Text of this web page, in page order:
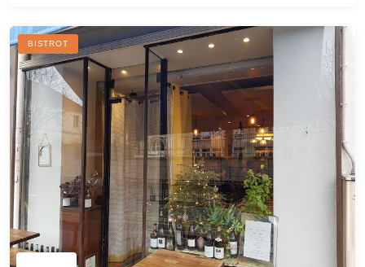
BISTROT